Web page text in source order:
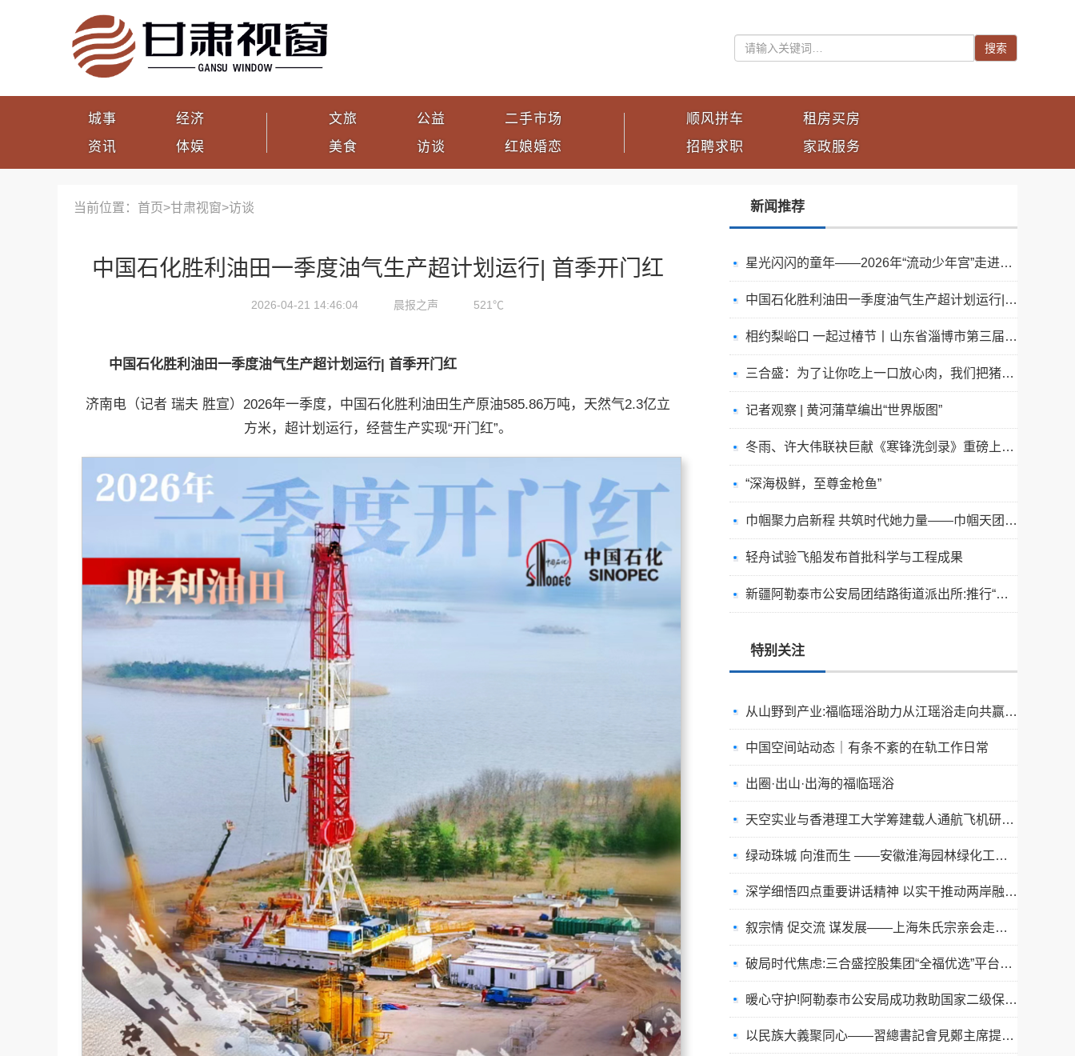
搜索
城事
资讯
经济
体娱
文旅
美食
公益
访谈
二手市场
红娘婚恋
顺风拼车
招聘求职
租房买房
家政服务
当前位置：首页>甘肃视窗>访谈
中国石化胜利油田一季度油气生产超计划运行| 首季开门红
2026-04-21 14:46:04 晨报之声 521℃
中国石化胜利油田一季度油气生产超计划运行| 首季开门红
济南电（记者 瑞夫 胜宣）2026年一季度，中国石化胜利油田生产原油585.86万吨，天然气2.3亿立
方米，超计划运行，经营生产实现“开门红”。
新闻推荐
星光闪闪的童年——2026年“流动少年宫”走进北秀小学
中国石化胜利油田一季度油气生产超计划运行| 首季开门红
相约梨峪口 一起过椿节丨山东省淄博市第三届香椿文化旅游节举办
三合盛：为了让你吃上一口放心肉，我们把猪送进了“高山修仙学院”
记者观察 | 黄河蒲草编出“世界版图”
冬雨、许大伟联袂巨献《寒锋洗剑录》重磅上市！未发先火引业界瞩目，丹心侠骨再掀武侠热潮
“深海极鲜，至尊金枪鱼”
巾帼聚力启新程 共筑时代她力量——巾帼天团第四次组委会筹备会圆满举办
轻舟试验飞船发布首批科学与工程成果
新疆阿勒泰市公安局团结路街道派出所:推行“五步”工作法 打造新时代“枫”景线
特别关注
破局时代焦虑:三合盛控股集团“全福优选”平台正式启航
在四季与周期之间,重新认识从江瑶浴
当“家”成为疗愈空间,福临瑶浴让从江瑶浴走进日常生活
从山野到产业:福临瑶浴助力从江瑶浴走向共赢之路
中国空间站动态｜有条不紊的在轨工作日常
出圈·出山·出海的福临瑶浴
绿动珠城 向淮而生 ——安徽淮海园林绿化工程有限公司发展纪实
叙宗情 促交流 谋发展——上海朱氏宗亲会走进上海晨烨家具有限公司
以民族大義聚同心——習總書記會見鄭主席提出兩岸關系四點重要意見
京东与清远市达成战略合作 共建京东跑步鸡·清远鸡标准体系